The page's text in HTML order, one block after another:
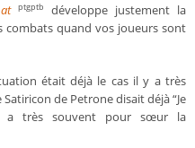
ptgptb
développe justement la
combats quand vos joueurs sont
était déjà le cas il y a très
de Petrone disait déjà “Je
a très souvent pour sœur la